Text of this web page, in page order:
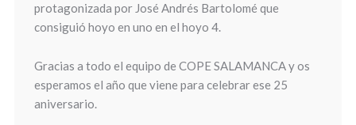
protagonizada por José Andrés Bartolomé que
consiguió hoyo en uno en el hoyo 4.
Gracias a todo el equipo de COPESALAMANCAy os
esperamos el año que viene para celebrar ese 25
aniversario.